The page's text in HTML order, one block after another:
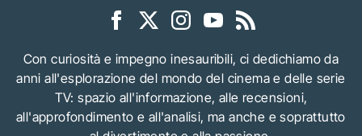
Con curiosità e impegno inesauribili, ci dedichiamo da
anni all'esplorazione del mondo del cinema e delle serie
TV: spazio all'informazione, alle recensioni,
all'approfondimento e all'analisi, ma anche e soprattutto